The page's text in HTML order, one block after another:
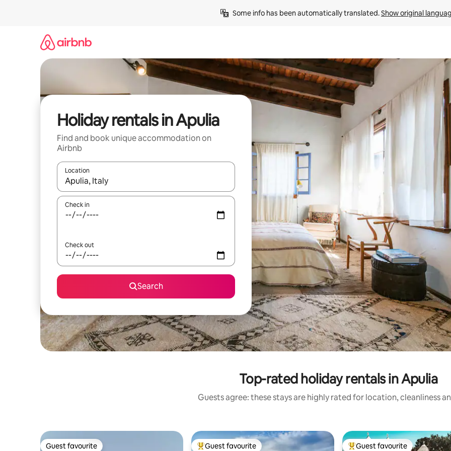
Some info has been automatically translated. Show original
Holiday rentals in Apulia
Find and book unique accommodation on
Airbnb
Location
When results are available, navigate with the up and down arrow keys or explore by touch or swipe gestures.
Check in
Check out
Search
Top-rated holiday rentals in Apulia
Guests agree: these stays are highly rated for location, cleanliness
Guest favourite Guest favourite Guest favourite